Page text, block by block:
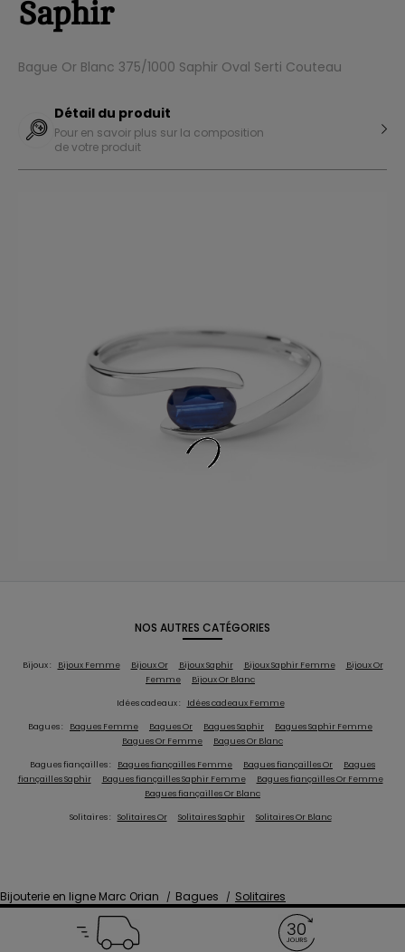
Saphir
Bague Or Blanc 375/1000 Saphir Oval Serti Couteau
Détail du produit
Pour en savoir plus sur la composition
de votre produit
NOS AUTRES CATÉGORIES
Bijoux : Bijoux Femme Bijoux Or Bijoux Saphir Bijoux Saphir Femme
Bijoux Or
Femme
Bijoux Or Blanc
Idées cadeaux : Idées cadeaux Femme
Bagues : Bagues Femme Bagues Or Bagues Saphir
Bagues Saphir Femme
Bagues Or Femme
Bagues Or Blanc
Bagues fiançailles : Bagues fiançailles Femme Bagues fiançailles Or
Bagues
fiançailles Saphir
Bagues fiançailles Saphir Femme
Bagues fiançailles Or Femme
Bagues fiançailles Or Blanc
Solitaires : Solitaires Or Solitaires Saphir Solitaires Or Blanc
Bijouterie en ligne Marc Orian Bagues Solitaires